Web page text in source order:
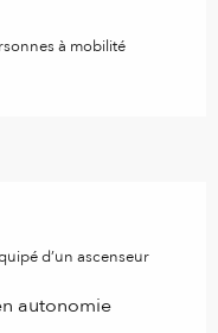
à mobilité
d’un ascenseur
autonomie